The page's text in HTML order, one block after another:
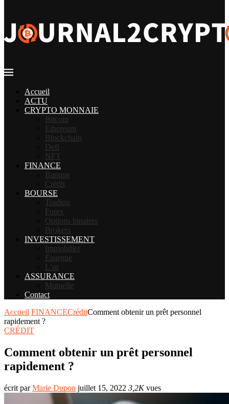
Accueil
ACTU
CRYPTO MONNAIE
Bitcoin
Ethereum
Blockchain
Defi
NFT
FINANCE
Banque
Crédit
BOURSE
Trading
Forex
Options binaires
Brokers
INVESTISSEMENT
Immobilier
Épargne
L’or
ASSURANCE
Mutuelle
Contact
Accueil FINANCECréditComment obtenir un prêt personnel
rapidement ?
CRÉDIT
Comment obtenir un prêt personnel
rapidement ?
écrit parMarie Dupon juillet 15, 2022 3,2Kvues